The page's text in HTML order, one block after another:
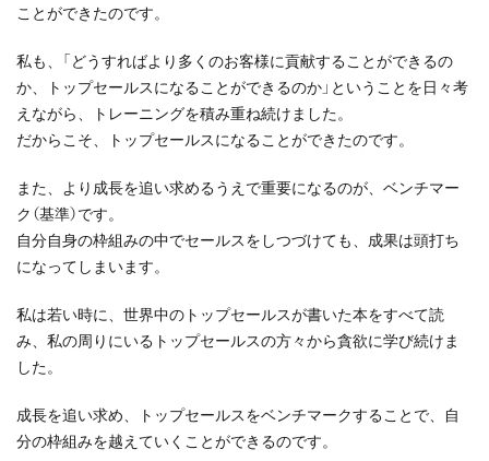
ことができたのです。
私も、「どうすればより多くのお客様に貢献することができるの
か、トップセールスになることができるのか」ということを日々考
えながら、トレーニングを積み重ね続けました。
だからこそ、トップセールスになることができたのです。
また、より成長を追い求めるうえで重要になるのが、ベンチマー
ク（基準）です。
自分自身の枠組みの中でセールスをしつづけても、成果は頭打ち
になってしまいます。
私は若い時に、世界中のトップセールスが書いた本をすべて読
み、私の周りにいるトップセールスの方々から貪欲に学び続けま
した。
成長を追い求め、トップセールスをベンチマークすることで、自
分の枠組みを越えていくことができるのです。